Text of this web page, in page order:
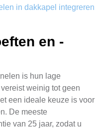
in dakkapel integreren
en -
is hun lage
weinig tot geen
een ideale keuze is voor
De meeste
van 25 jaar, zodat u